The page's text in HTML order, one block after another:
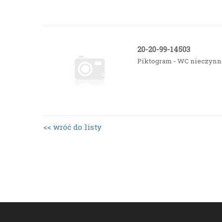
20-20-99-14503
Piktogram - WC
<< wróć do listy